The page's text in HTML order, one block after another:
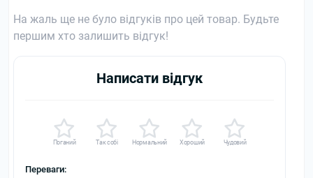
На жаль ще не було відгуків про цей товар. Будьте
першим хто залишить відгук!
Написати відгук
Поганий Так собі Нормальний Хороший Чудовий
Переваги: